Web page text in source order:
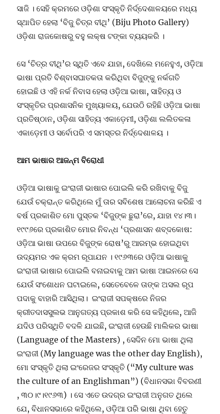
ସାଜି । ସେହି କ୍ରମରେ ଓଡ଼ିଶା ସଂସ୍କୃତି ନିର୍ଦ୍ଦେଶାଳୟରେ ମଧ୍ୟ
ସ୍ଥାପିତ ହେଲା ‘ବିଜୁ ଚିତ୍ର ବୀଥି’ (Biju Photo Gallery)
ଓଡ଼ିଶା ରାଜକୋଷରୁ ବହୁ ଲକ୍ଷ ଟଙ୍କା ବ୍ୟୟକରି ।
ସେ ‘ଚିତ୍ର ବୀଥି’ର ସ୍ଥିତି ଏବେ ଯାହା, ଦେଖିଲେ ମନେହୁଏ, ଓଡ଼ିଆ
ଭାଷା ପ୍ରତି ବିଶ୍ବାସଘାତକତା କରିଥିବା ବିଜୁଙ୍କୁ ନର୍କଗତି
ହୋଇଛି ଓ ଏହି ନର୍କ ନିବାସ ହେଲା ଓଡ଼ିଆ ଭାଷା, ସାହିତ୍ୟ ଓ
ସଂସ୍କୃତିର ପ୍ରଶାସନିକ ମୁଖ୍ୟାଳୟ, ଯେଉଠି ରହିଛି ଓଡ଼ିଆ ଭାଷା
ପ୍ରତିଷ୍ଠାନ, ଓଡ଼ିଶା ସାହିତ୍ୟ ଏକାଡ଼େମୀ, ଓଡ଼ିଶା ଲଲିତକଳା
ଏକାଡ଼େମୀ ଓ ସର୍ବୋପରି ଏ ସମସ୍ତର ନିର୍ଦ୍ଦେଶାଳୟ ।
ଆମ ଭାଷାର ଆଜନ୍ମ ବିରୋଧୀ
ଓଡ଼ିଆ ଭାଷାକୁ ଇଂରାଜୀ ଭାଷାର ପୋଇଲି କରି ରଖିବାକୁ ବିଜୁ
ଯେଉଁ ଚକ୍ରାନ୍ତ କରିଥିଲେ ମୁଁ ତାର ସବିଶେଷ ଆଲୋଚନା କରିଛି ଏ
ବର୍ଷ ପ୍ରକାଶିତ ମୋ ପୁସ୍ତକ ‘ବିଜୁଙ୍କ ଛୁରା’ରେ, ଯାହା ୧୪।୩।
୧୯୯୬ରେ ପ୍ରକାଶିତ ମୋର ନିବନ୍ଧ ‘ପ୍ରଶାସନ ଶବ୍ଦକୋଷ:
ଓଡ଼ିଆ ଭାଷା ଉପରେ ବିଜୁଙ୍କ ରୋଷ’ରୁ ଆରମ୍ଭ ହୋଇଥିବା
ଉଦ୍ୟମର ଏକ କ୍ରମ ରୂପାଯନ । ୧୯୬୩ରେ ଓଡ଼ିଆ ଭାଷାକୁ
ଇଂରାଜୀ ଭାଷାର ପୋଇଲି ବନାଇବାକୁ ଆମ ଭାଷା ଆଇନରେ ସେ
ଯେଉଁ ସଂଶୋଧନ ଘଟାଇଲେ, ସେତେବେଳେ ତାଙ୍କ ଅସଲ ରୂପ
ପଦାକୁ ବାହାରି ଆସିଥିଲା। ଇଂରାଜୀ ସପକ୍ଷରେ ନିଜର
କ୍ରୀତଦାସସୁଲଭ ଆନୁଗତ୍ୟ ପ୍ରକାଶ କରି ସେ କହିଥିଲେ, ଆଜି
ଯଦିଓ ପରିସ୍ଥିତି ବଦଳି ଯାଇଛି, ଇଂରାଜୀ ହେଉଛି ମାଲିକର ଭାଷା
(Language of the Masters) , ସେଦିନ ମୋ ଭାଷା ଥିଲା
ଇଂରାଜୀ (My language was the other day English),
ମୋ ସଂସ୍କୃତି ଥିଲା ଇଂରେଜର ସଂସ୍କୃତି (“My culture was
the culture of an Englishman”) (ବିଧାନସଭା ବିବରଣୀ
, ୩୦।୯।୧୯୬୩) । ସେ ଏତେ ଉଦଗ୍ର ଇଂରାଜୀ ଅନୁଗତ ଥିଲେ
ଯେ, ବିଧାନସଭାରେ କହିଥିଲେ, ଓଡ଼ିଆ ପରି ଭାଷା ଥିବା ହେତୁ